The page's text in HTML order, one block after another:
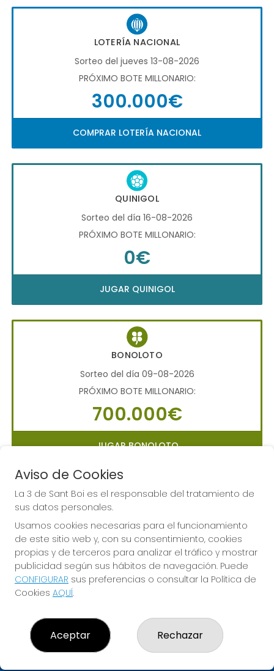
LOTERÍA NACIONAL
Sorteo del jueves 13-08-2026
PRÓXIMO BOTE MILLONARIO:
300.000€
COMPRAR LOTERÍA NACIONAL
QUINIGOL
Sorteo del día 16-08-2026
PRÓXIMO BOTE MILLONARIO:
0€
JUGAR QUINIGOL
BONOLOTO
Sorteo del día 09-08-2026
PRÓXIMO BOTE MILLONARIO:
700.000€
JUGAR BONOLOTO
LA PRIMITIVA
Sorteo del día 10-08-2026
PRÓXIMO BOTE MILLONARIO:
56.000.000€
Aviso de Cookies
La 3 de Sant Boi es el responsable del tratamiento de
sus datos personales.
Usamos cookies necesarias para el funcionamiento
de este sitio web y, con su consentimiento, cookies
propias y de terceros para analizar el tráfico y mostrar
publicidad según sus hábitos de navegación. Puede
CONFIGURAR sus preferencias o consultar la Política de
Cookies AQUÍ.
Aceptar Rechazar